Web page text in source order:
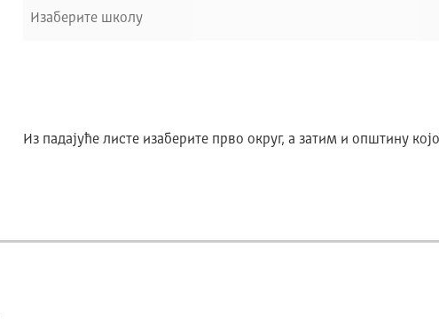
Изаберите школу
Из падајуће листе изаберите прво округ, а затим и општину